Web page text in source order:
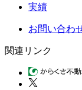
実績
お問い合わ
関連リンク